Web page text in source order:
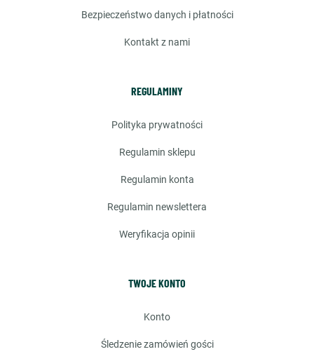
bezpieczeństwo danych i płatności
kontakt z nami
REGULAMINY
polityka prywatności
regulamin sklepu
regulamin konta
regulamin newslettera
weryfikacja opinii
TWOJE KONTO
konto
śledzenie zamówień gości